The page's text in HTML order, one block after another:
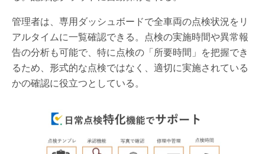
管理者は、専用ダッシュボードで全車両の点検状況をリ
アルタイムに一覧確認できる。点検の実施時間や異常報
告の分析も可能で、特に点検の「所要時間」を把握でき
るため、形式的な点検ではなく、適切に実施されている
かの確認に役立つとしている。